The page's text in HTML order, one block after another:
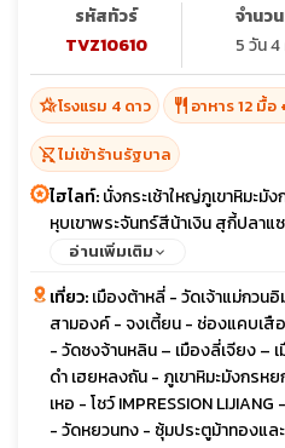
13-17
22-26
24-28
รหัสทัวร์
TVZ10610
จำนว
5 วัน
hotel_classโรงแรม 4 ดาว restaurant อาหาร 12 มื้อ
shopping_cart_offไม่เข้าร้านรัฐบาล
ไฮไลท์:นั่งกระเช้าใหญ่ภูเขาหิมะมั
หุบเขาพระจันทร์สีน้าเงิน สุกี้ปลาแ
อ่านเพิ่มเติม
เที่ยว:เมืองต้าหลี่ - วัดเจ้าแม่กวน
สามองค์ - จงเตี้ยน - ช่องแคบเสื
- วัดซงจ้านหลิน – เมืองลี่เจียง –
ดำ เฮยหลงถัน - ภูเขาหิมะมังกรห
เหอ - โชว์ IMPRESSION
- วัดหยวนทง - ซุ้มประตูม้าทองแล